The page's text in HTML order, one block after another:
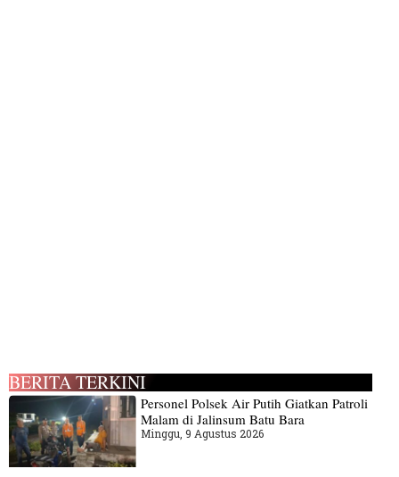
BERITA TERKINI
Personel Polsek Air Putih Giatkan Patroli
Malam di Jalinsum Batu Bara
Minggu, 9 Agustus 2026